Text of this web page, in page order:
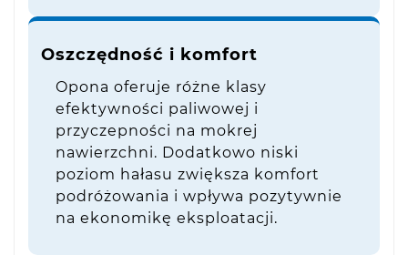
Oszczędność i komfort
Opona oferuje różne klasy
efektywności paliwowej i
przyczepności na mokrej
nawierzchni. Dodatkowo niski
poziom hałasu zwiększa komfort
podróżowania i wpływa pozytywnie
na ekonomikę eksploatacji.